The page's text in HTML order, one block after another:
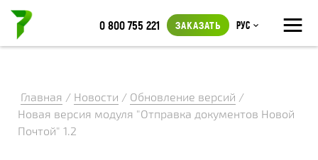
≡
0 800 755 221 ЗАКАЗАТЬ Рус
Главная / Новости / Обновление версий /
Новая версия модуля "Отправка документов Новой
Почтой" 1.2